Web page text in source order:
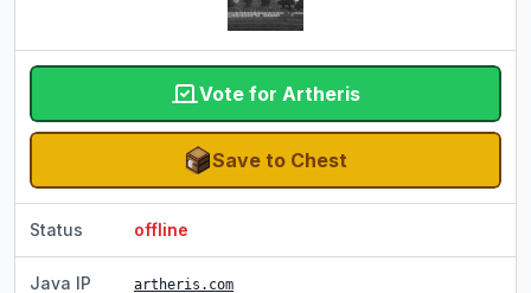
Vote for Artheris
Save to Chest
Status offline
Java IP artheris.com